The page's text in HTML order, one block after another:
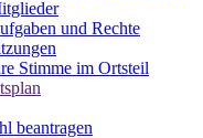
und Rechte
Stimme im Ortsteil
beantragen